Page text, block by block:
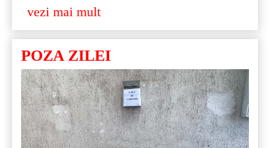
vezi mai mult
POZA ZILEI